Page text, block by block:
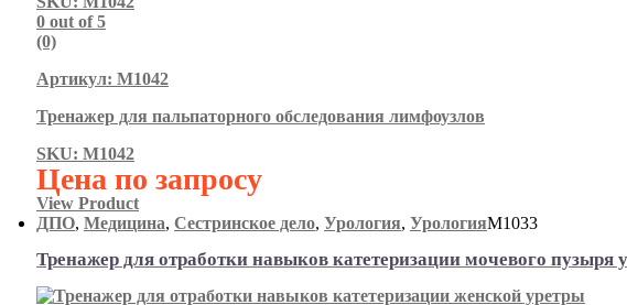
0 out of 5
(0)
Артикул: М1042
Тренажер для пальпаторного обследования лимфоузлов
SKU: М1042
Цена по запросу
View Product
ДПО, Медицина, Сестринское дело, Урология, УрологияМ1033
Тренажер для отработки навыков катетеризации мочевого пузыря